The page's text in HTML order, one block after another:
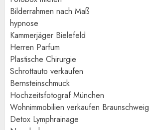
Bilderrahmen nach Maß
hypnose
Kammerjäger Bielefeld
Herren Parfum
Plastische Chirurgie
Schrottauto verkaufen
Bernsteinschmuck
Hochzeitsfotograf München
Wohnimmobilien verkaufen Braunschweig
Detox Lymphrainage